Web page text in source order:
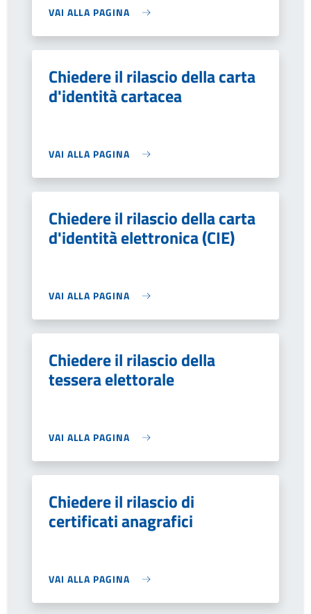
VAI ALLA PAGINA
Chiedere il rilascio della carta
d'identità cartacea
VAI ALLA PAGINA
Chiedere il rilascio della carta
d'identità elettronica (CIE)
VAI ALLA PAGINA
Chiedere il rilascio della
tessera elettorale
VAI ALLA PAGINA
Chiedere il rilascio di
certificati anagrafici
VAI ALLA PAGINA